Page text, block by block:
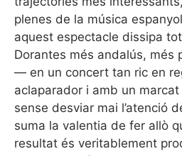
plenes de la música
aquest espectacle dissipa
Dorantes més andalús, més
— en un concert tan ric en
aclaparador i amb un marcat
sense desviar mai l’atenció
suma la valentia de fer allò
resultat és veritablement